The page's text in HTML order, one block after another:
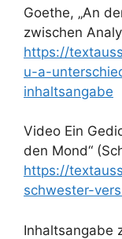
Goethe, „An
zwischen
https://
u-a-
inhaltsangabe
Video Ein
den Mond“
https://
schwester-
Inhaltsangabe